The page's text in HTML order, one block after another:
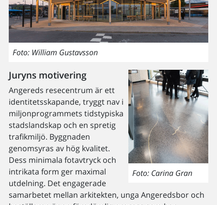
Foto: William Gustavsson
Foto: Carina Gran
Juryns motivering
Angereds resecentrum är ett
identitetsskapande, tryggt nav i
miljonprogrammets tidstypiska
stadslandskap och en spretig
trafikmiljö. Byggnaden
genomsyras av hög kvalitet.
Dess minimala fotavtryck och
intrikata form ger maximal
utdelning. Det engagerade
samarbetet mellan arkitekten, unga Angeredsbor och